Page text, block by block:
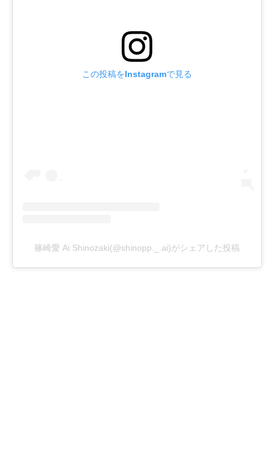
この投稿をInstagramで見る
篠崎愛 Ai Shinozaki(@shinopp._.ai)がシェアした投稿